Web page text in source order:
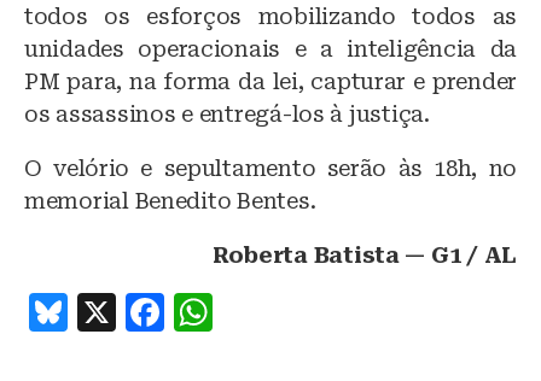
todos os esforços mobilizando todos as
unidades operacionais e a inteligência da
PM para, na forma da lei, capturar e prender
os assassinos e entregá-los à justiça.
O velório e sepultamento serão às 18h, no
memorial Benedito Bentes.
Roberta Batista — G1 / AL
B
X
F